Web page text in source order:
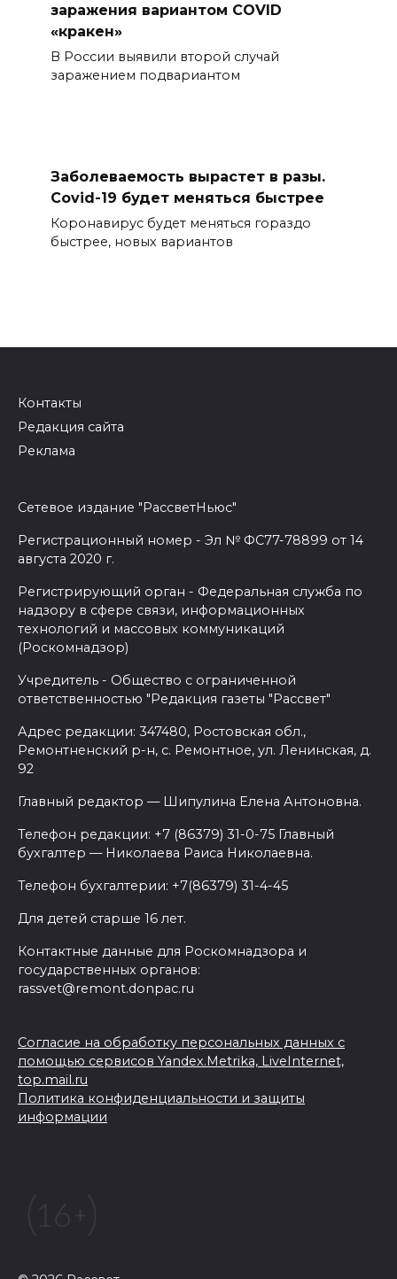
заражения вариантом COVID
«кракен»
В России выявили второй случай
заражением подвариантом
Заболеваемость вырастет в разы.
Covid-19 будет меняться быстрее
Коронавирус будет меняться гораздо
быстрее, новых вариантов
Контакты
Редакция сайта
Реклама
Сетевое издание "РассветНьюс"
Регистрационный номер - Эл № ФС77-78899 от 14
августа 2020 г.
Регистрирующий орган - Федеральная служба по
надзору в сфере связи, информационных
технологий и массовых коммуникаций
(Роскомнадзор)
Учредитель - Общество с ограниченной
ответственностью "Редакция газеты "Рассвет"
Адрес редакции: 347480, Ростовская обл.,
Ремонтненский р-н, с. Ремонтное, ул. Ленинская, д.
92
Главный редактор — Шипулина Елена Антоновна.
Телефон редакции: +7 (86379) 31-0-75 Главный
бухгалтер — Николаева Раиса Николаевна.
Телефон бухгалтерии: +7(86379) 31-4-45
Для детей старше 16 лет.
Контактные данные для Роскомнадзора и
государственных органов:
rassvet@remont.donpac.ru
Согласие на обработку персональных данных с
помощью сервисов Yandex.Metrika, LiveInternet,
top.mail.ru
Политика конфиденциальности и защиты
информации